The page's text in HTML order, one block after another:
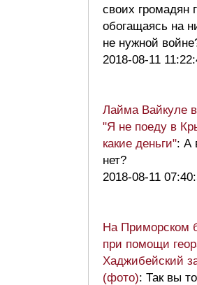
своих громадян
обогащаясь на
не нужной
2018-08-11
Лайма Вайкуле
"Я не поеду в
какие деньги": А
нет?
2018-08-11
На Приморском
при помощи
Хаджибейский
(фото): Так вы